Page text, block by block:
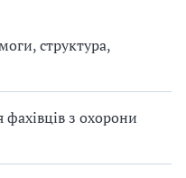
структура,
фахівців з охорони